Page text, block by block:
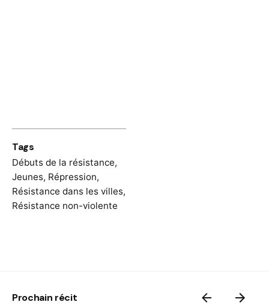
Tags
Débuts de la résistance,
Jeunes, Répression,
Résistance dans les villes,
Résistance non-violente
Prochain récit